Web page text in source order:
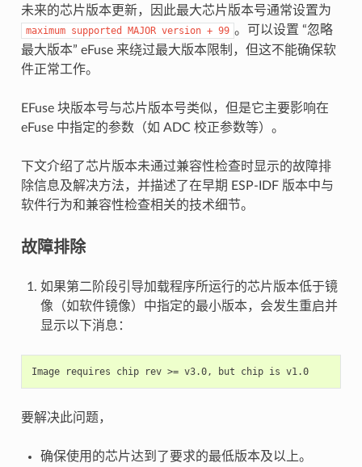
未来的芯片版本更新，因此最大芯片版本号通常设置为
maximum supported MAJOR version + 99 。可以设置 “忽略
最大版本” eFuse 来绕过最大版本限制，但这不能确保软
件正常工作。
EFuse 块版本号与芯片版本号类似，但是它主要影响在
eFuse 中指定的参数（如 ADC 校正参数等）。
下文介绍了芯片版本未通过兼容性检查时显示的故障排
除信息及解决方法，并描述了在早期 ESP-IDF 版本中与
软件行为和兼容性检查相关的技术细节。
故障排除
如果第二阶段引导加载程序所运行的芯片版本低于镜
像（如软件镜像）中指定的最小版本，会发生重启并
显示以下消息：
Image requires chip rev >= v3.0, but chip is v1.0
要解决此问题，
确保使用的芯片达到了要求的最低版本及以上。